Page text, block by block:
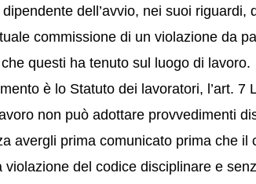
dell’avvio, nei suoi riguardi,
commissione di un violazione da
questi ha tenuto sul luogo di lavoro.
è lo Statuto dei lavoratori, l’art. 7
non può adottare provvedimenti
avergli prima comunicato prima che il
violazione del codice disciplinare e